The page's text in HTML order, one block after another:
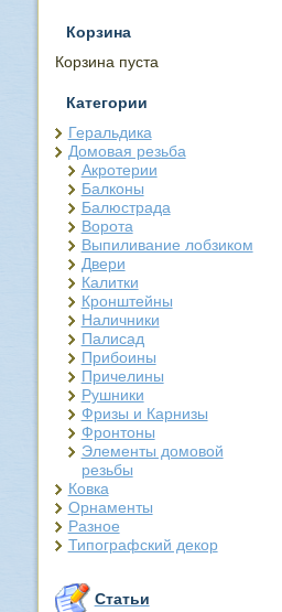
Корзина
Корзина пуста
Категории
Геральдика
Домовая резьба
Акротерии
Балконы
Балюстрада
Ворота
Выпиливание лобзиком
Двери
Калитки
Кронштейны
Наличники
Палисад
Прибоины
Причелины
Рушники
Фризы и Карнизы
Фронтоны
Элементы домовой
резьбы
Ковка
Орнаменты
Разное
Типографский декор
Статьи